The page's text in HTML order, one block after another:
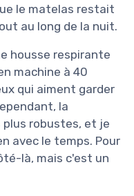
le matelas restait
au long de la nuit.
housse respirante
machine à 40
qui aiment garder
la
robustes, et je
avec le temps. Pour
là, mais c'est un